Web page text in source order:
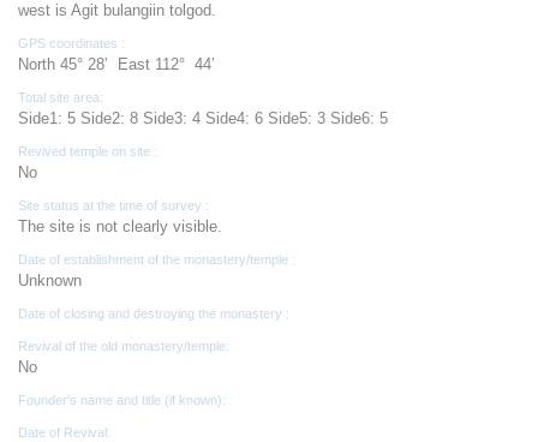
west is Agit bulangiin tolgod.
GPS coordinates :
North 45° 28’ East 112° 44’
Total site area:
Side1: 5 Side2: 8 Side3: 4 Side4: 6 Side5: 3 Side6: 5
Revived temple on site :
No
Site status at the time of survey :
The site is not clearly visible.
Date of establishment of the monastery/temple :
Unknown
Date of closing and destroying the monastery :
Revival of the old monastery/temple:
No
Founder's name and title (if known):
Date of Revival: